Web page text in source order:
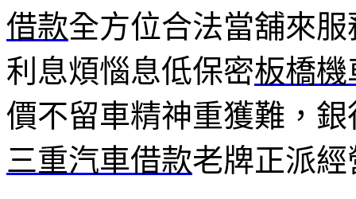
借款全方位合法當舖來
利息煩惱息低保密板橋
價不留車精神重獲難，
三重汽車借款老牌正派